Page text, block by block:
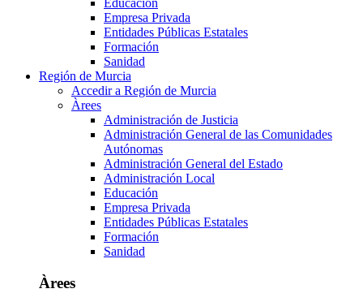
Educación
Empresa Privada
Entidades Públicas Estatales
Formación
Sanidad
Región de Murcia
Accedir a Región de Murcia
Àrees
Administración de Justicia
Administración General de las Comunidades
Autónomas
Administración General del Estado
Administración Local
Educación
Empresa Privada
Entidades Públicas Estatales
Formación
Sanidad
Àrees